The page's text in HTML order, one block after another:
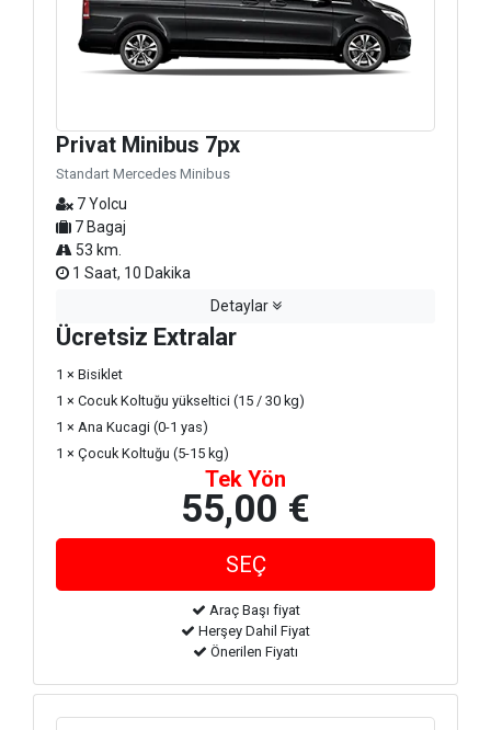
Privat Minibus 7px
Standart Mercedes Minibus
7 Yolcu
7 Bagaj
53 km.
1 Saat, 10 Dakika
Detaylar
Ücretsiz Extralar
1 × Bisiklet
1 × Cocuk Koltuğu yükseltici (15 / 30 kg)
1 × Ana Kucagi (0-1 yas)
1 × Çocuk Koltuğu (5-15 kg)
Tek Yön
55,00 €
Araç Başı fiyat
Herşey Dahil Fiyat
Önerilen Fiyatı